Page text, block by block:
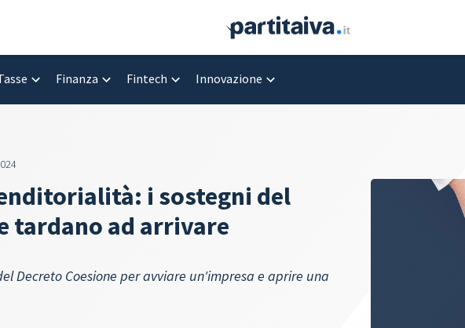
Finanza Fintech Innovazione
i sostegni del
tardano ad arrivare
Decreto Coesione per avviare un'impresa e aprire una